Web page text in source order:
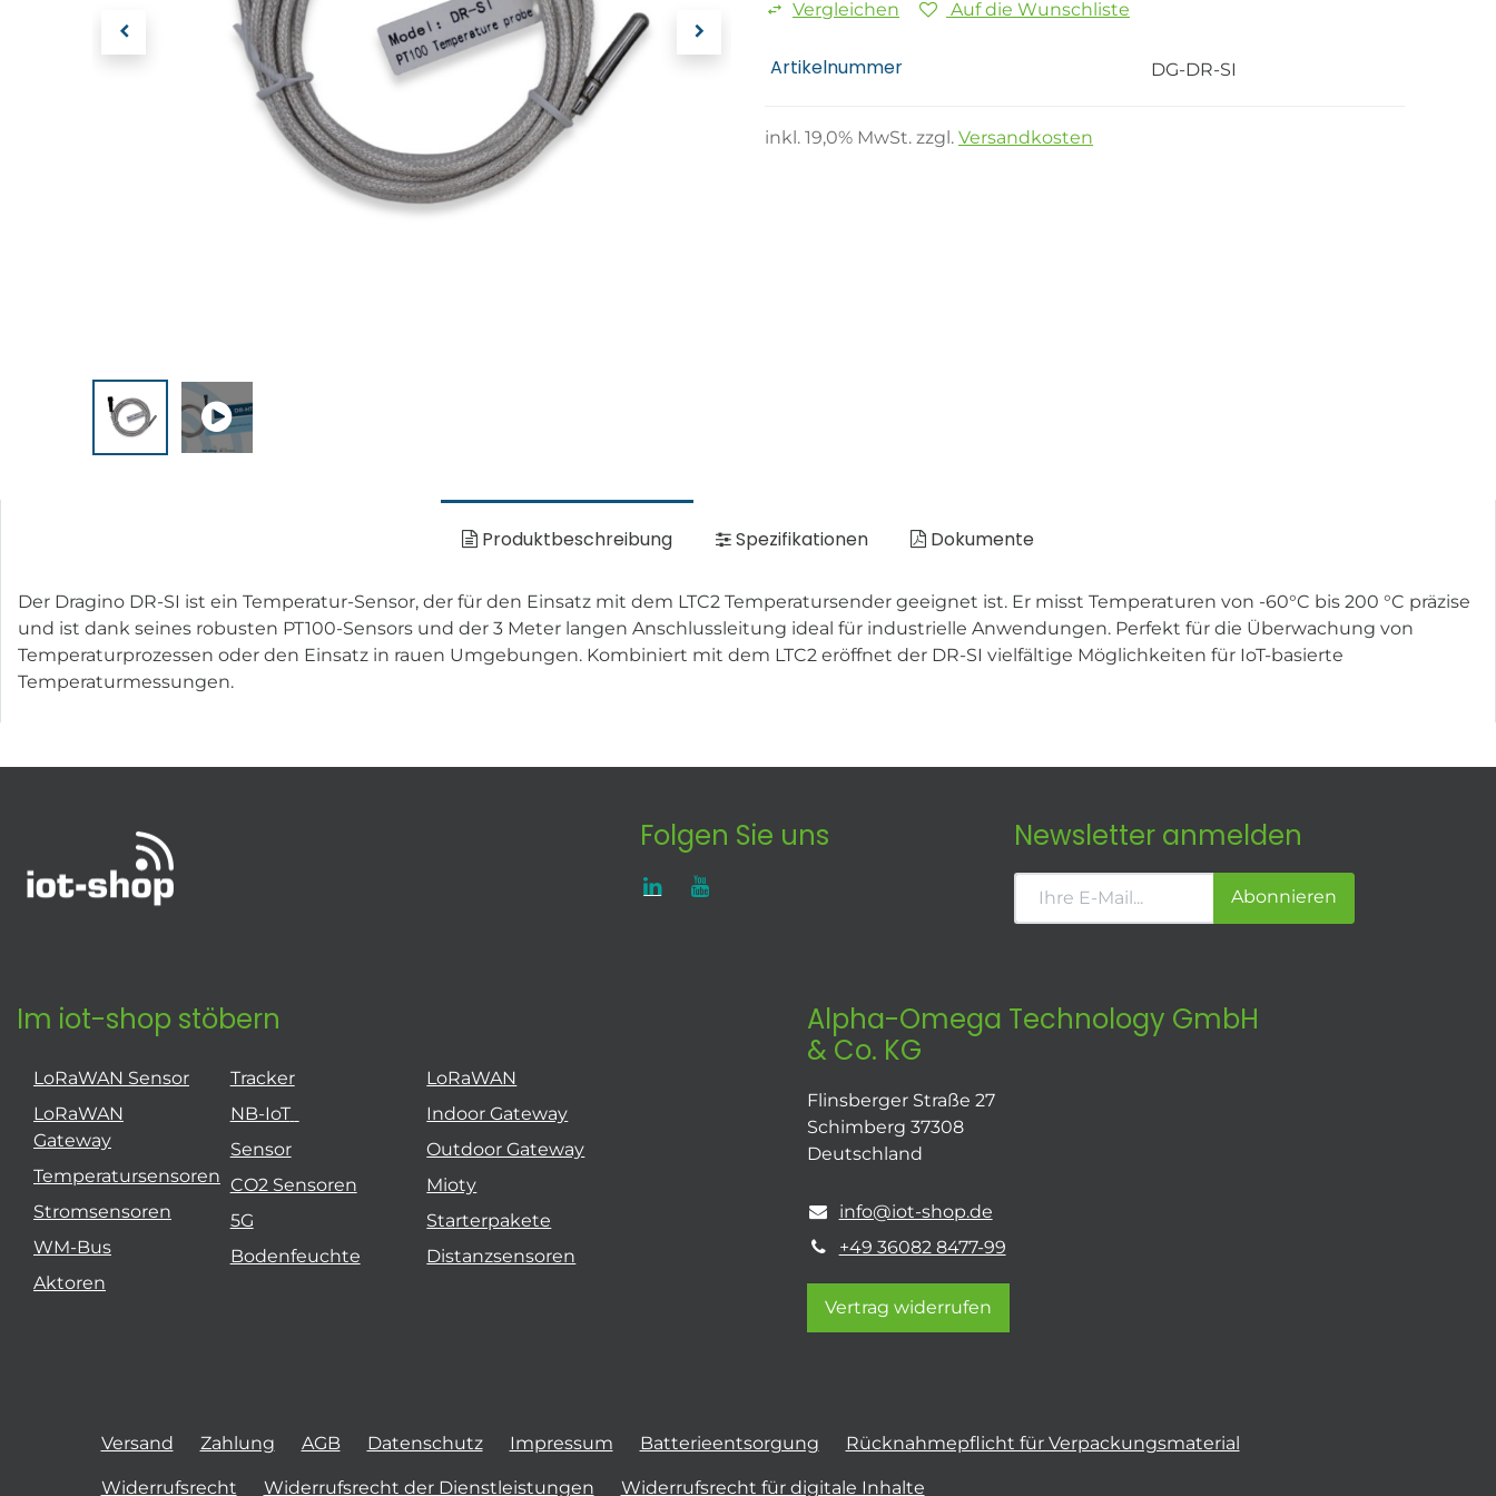
Vergleichen Auf die Wunschliste
Artikelnummer DG-DR-SI
inkl. 19,0% MwSt. zzgl. Versandkosten
Produktbeschreibung Spezifikationen Dokumente
Der Dragino DR-SI ist ein Temperatur-Sensor, der für den Einsatz mit dem LTC2 Temperatursender geeignet ist. Er misst Temperaturen von -60°C bis 200 °C präzise
und ist dank seines robusten PT100-Sensors und der 3 Meter langen Anschlussleitung ideal für industrielle Anwendungen. Perfekt für die Überwachung von
Temperaturprozessen oder den Einsatz in rauen Umgebungen. Kombiniert mit dem LTC2 eröffnet der DR-SI vielfältige Möglichkeiten für IoT-basierte
Temperaturmessungen.
Folgen Sie uns Newsletter anmelden
Abonnieren
Im iot-shop stöbern
LoRaWAN Sensor
LoRaWAN
Gateway
Temperatursensoren
Stromsensoren
WM-Bus
Aktoren
Tracker
NB-IoT
Sensor
CO2 Sensoren
5G
Bodenfeuchte
LoRaWAN
Indoor Gateway
Outdoor Gateway
Mioty
Starterpakete
Distanzsensoren
Alpha-Omega Technology GmbH
& Co. KG
Flinsberger Straße 27
Schimberg 37308
Deutschland
info@iot-shop.de
+49 36082 8477-99
Vertrag widerrufen
Versand Zahlung AGB Datenschutz Impressum Batterieentsorgung Rücknahmepflicht für Verpackungsmaterial
Widerrufsrecht Widerrufsrecht der Dienstleistungen Widerrufsrecht für digitale Inhalte